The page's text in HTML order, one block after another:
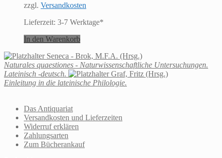
zzgl. Versandkosten
Lieferzeit: 3-7 Werktage*
In den Warenkorb
Seneca - Brok, M.F.A. (Hrsg.)
Naturales quaestiones - Naturwissenschaftliche Untersuchungen.
Lateinisch -deutsch.
Graf, Fritz (Hrsg.)
Einleitung in die lateinische Philologie.
Das Antiquariat
Versandkosten und Lieferzeiten
Widerruf erklären
Zahlungsarten
Zum Bücherankauf